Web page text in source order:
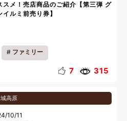
スメ！売店商品のご紹介【第三弾 グ
イルミ前売り券】
ファミリー
7 315
高原
10/11